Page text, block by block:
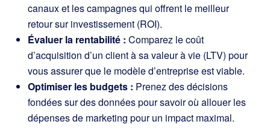
canaux et les campagnes qui offrent le meilleur
retour sur investissement (ROI).
Évaluer la rentabilité : Comparez le coût
d’acquisition d’un client à sa valeur à vie (LTV) pour
vous assurer que le modèle d’entreprise est viable.
Optimiser les budgets : Prenez des décisions
fondées sur des données pour savoir où allouer les
dépenses de marketing pour un impact maximal.